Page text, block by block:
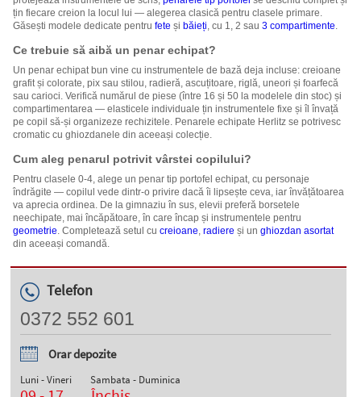
țin fiecare creion la locul lui — alegerea clasică pentru clasele primare.
Găsești modele dedicate pentru fete și băieți, cu 1, 2 sau 3 compartimente.
Ce trebuie să aibă un penar echipat?
Un penar echipat bun vine cu instrumentele de bază deja incluse: creioane
grafit și colorate, pix sau stilou, radieră, ascuțitoare, riglă, uneori și foarfecă
sau carioci. Verifică numărul de piese (între 16 și 50 la modelele din stoc) și
compartimentarea — elasticele individuale țin instrumentele fixe și îl învață
pe copil să-și organizeze rechizitele. Penarele echipate Herlitz se potrivesc
cromatic cu ghiozdanele din aceeași colecție.
Cum aleg penarul potrivit vârstei copilului?
Pentru clasele 0-4, alege un penar tip portofel echipat, cu personaje
îndrăgite — copilul vede dintr-o privire dacă îi lipsește ceva, iar învățătoarea
va aprecia ordinea. De la gimnaziu în sus, elevii preferă borsetele
neechipate, mai încăpătoare, în care încap și instrumentele pentru
geometrie. Completează setul cu creioane, radiere și un ghiozdan asortat
din aceeași comandă.
Telefon
0372 552 601
Orar depozite
Luni - Vineri Sambata - Duminica